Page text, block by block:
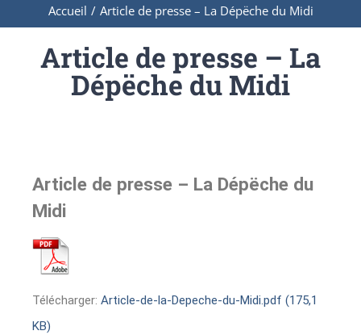
Accueil / Article de presse – La Dépëche du Midi
Article de presse – La
Dépëche du Midi
Article de presse – La Dépëche du
Midi
Télécharger: Article-de-la-Depeche-du-Midi.pdf (175,1
KB)